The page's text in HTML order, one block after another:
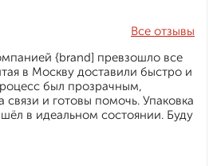
Все отзывы
{brand] превзошло все
в Москву доставили быстро и
был прозрачным,
связи и готовы помочь. Упаковка
в идеальном состоянии. Буду